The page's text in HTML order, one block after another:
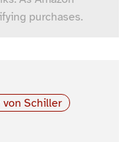
purchases.
Schiller